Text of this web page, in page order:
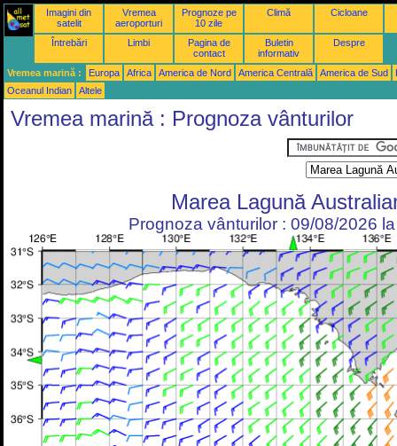
Imagini din
satelit
Vremea
aeroporturi
Prognoze pe
10 zile
Climă Cicloane
Întrebări Limbi
Pagina de
contact
Buletin
informativ
Despre
Vremea marină : Europa Africa America de Nord America Centrală America de Sud
Oceanul Indian
Altele
Vremea marină : Prognoza vânturilor
Marea Lagună
Prognoza vânturilor : 09/08/2026